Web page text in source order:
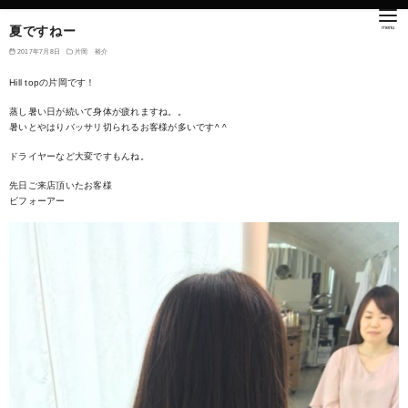
夏ですねー
2017年7月8日 片岡 裕介
Hill topの片岡です！
蒸し暑い日が続いて身体が疲れますね。。
暑いとやはりバッサリ切られるお客様が多いです^ ^
ドライヤーなど大変ですもんね。
先日ご来店頂いたお客様
ビフォーアー